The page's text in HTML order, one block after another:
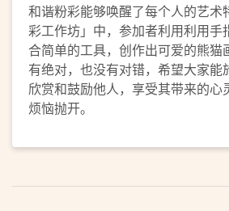
和谐粉彩能够唤醒了每个人的艺术
彩工作坊」中，参加者利用利用手
合简单的工具，创作出可爱的熊猫
有绝对，也没有对错，希望大家能
欣赏和鼓励他人，享受其带来的心
烦恼抛开。